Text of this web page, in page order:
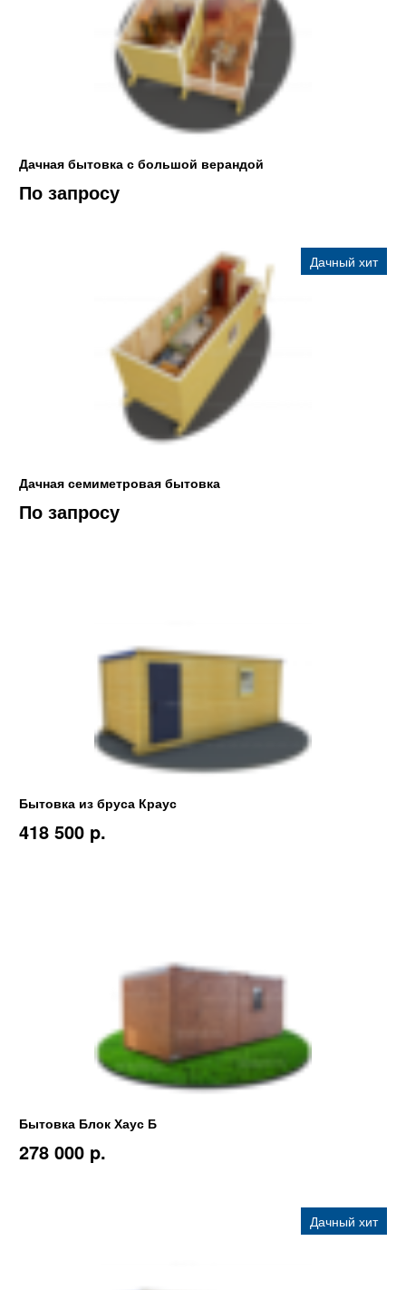
Дачная бытовка с большой верандой
По запросу
Дачный хит
Дачная семиметровая бытовка
По запросу
Бытовка из бруса Краус
418 500 p.
Бытовка Блок Хаус Б
278 000 p.
Дачный хит